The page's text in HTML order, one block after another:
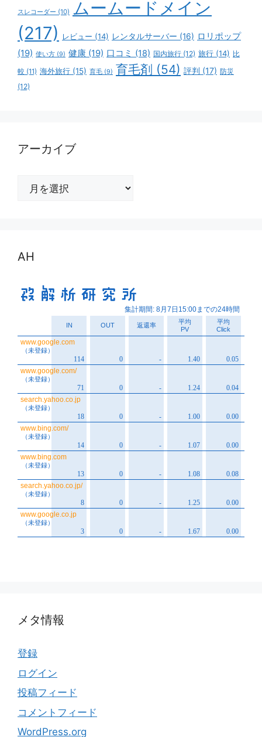
スレコーダー (10) ムームードメイン
(217)
レビュー (14) レンタルサーバー (16) ロリポップ
(19) 使い方 (9) 健康 (19) 口コミ (18) 国内旅行 (12) 旅行 (14) 比
較 (11) 海外旅行 (15) 育毛 (9) 育毛剤 (54) 評判 (17) 防災
(12)
アーカイブ
AH
メタ情報
登録
ログイン
投稿フィード
コメントフィード
WordPress.org